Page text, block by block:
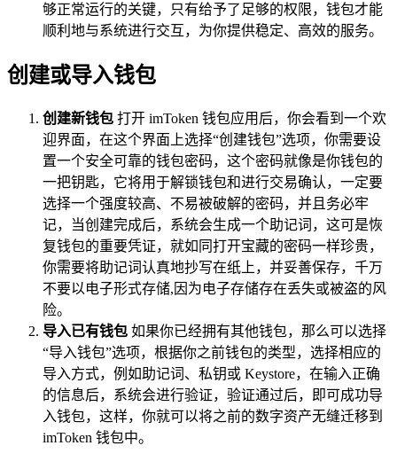
够正常运行的关键，只有给予了足够的权限，钱包才能
顺利地与系统进行交互，为你提供稳定、高效的服务。
创建或导入钱包
创建新钱包 打开 imToken 钱包应用后，你会看到一个欢
迎界面，在这个界面上选择“创建钱包”选项，你需要设
置一个安全可靠的钱包密码，这个密码就像是你钱包的
一把钥匙，它将用于解锁钱包和进行交易确认，一定要
选择一个强度较高、不易被破解的密码，并且务必牢
记，当创建完成后，系统会生成一个助记词，这可是恢
复钱包的重要凭证，就如同打开宝藏的密码一样珍贵，
你需要将助记词认真地抄写在纸上，并妥善保存，千万
不要以电子形式存储,因为电子存储存在丢失或被盗的风
险。
导入已有钱包 如果你已经拥有其他钱包，那么可以选择
“导入钱包”选项，根据你之前钱包的类型，选择相应的
导入方式，例如助记词、私钥或 Keystore，在输入正确
的信息后，系统会进行验证，验证通过后，即可成功导
入钱包，这样，你就可以将之前的数字资产无缝迁移到
imToken 钱包中。